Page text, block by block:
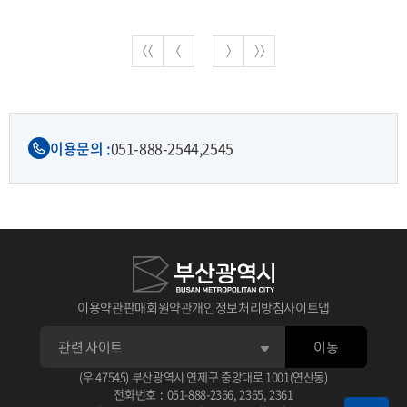
이용문의 :051-888-2544,2545
이용약관판매회원약관개인정보처리방침사이트맵
(우 47545) 부산광역시 연제구 중앙대로 1001(연산동)
전화번호 : 051-888-2366, 2365, 2361
이동